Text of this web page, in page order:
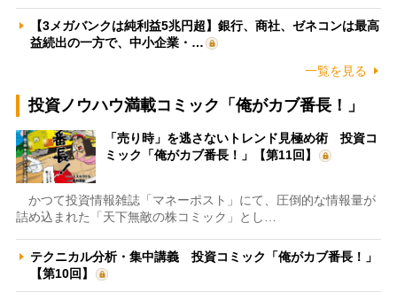
【3メガバンクは純利益5兆円超】銀行、商社、ゼネコンは最高
益続出の一方で、中小企業・…
一覧を見る
投資ノウハウ満載コミック「俺がカブ番長！」
「売り時」を逃さないトレンド見極め術 投資コ
ミック「俺がカブ番長！」【第11回】
かつて投資情報雑誌「マネーポスト」にて、圧倒的な情報量が
詰め込まれた「天下無敵の株コミック」とし…
テクニカル分析・集中講義 投資コミック「俺がカブ番長！」
【第10回】